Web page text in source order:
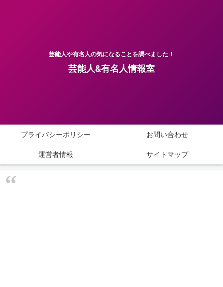
芸能人や有名人の気になることを調べました！
芸能人&有名人情報室
プライバシーポリシー お問い合わせ
運営者情報 サイトマップ